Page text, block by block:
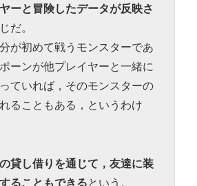
ーと冒険したデータが反映さ
だ。
が初めて戦うモンスターであ
ーンが他プレイヤーと一緒に
ていれば，そのモンスターの
ることもある，というわけ
貸し借りを通じて，友達に装
ることもできるという。